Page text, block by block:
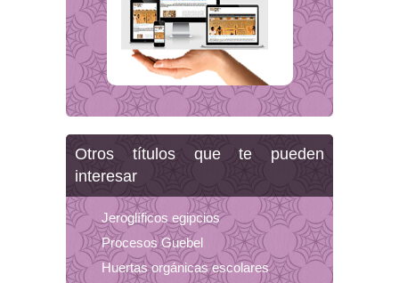
Otros títulos que te pueden
interesar
Jeroglíficos egipcios
Procesos Guebel
Huertas orgánicas escolares